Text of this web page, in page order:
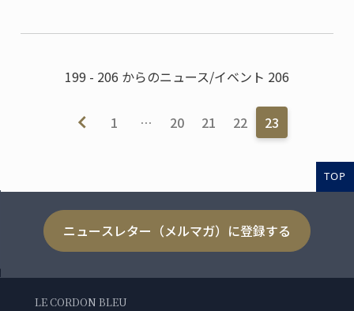
199 - 206 からのニュース/イベント 206
1 … 20 21 22 23
TOP
ニュースレター（メルマガ）に登録する
LE CORDON BLEU